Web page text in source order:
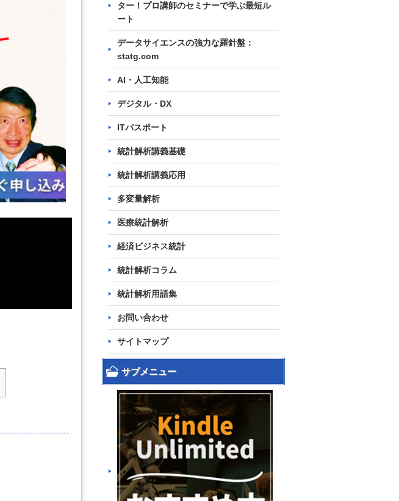
ター！プロ講師のセミナーで学ぶ最短ル
ート
データサイエンスの強力な羅針盤：
statg.com
AI・人工知能
デジタル・DX
ITパスポート
統計解析講義基礎
統計解析講義応用
多変量解析
医療統計解析
経済ビジネス統計
統計解析コラム
統計解析用語集
お問い合わせ
サイトマップ
サブメニュー